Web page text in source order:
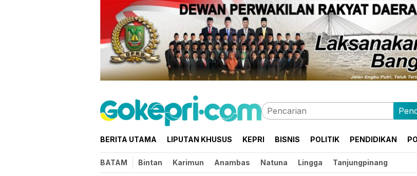
BERITA UTAMA LIPUTAN KHUSUS KEPRI BISNIS POLITIK PENDIDIKAN
BATAM Bintan Karimun Anambas Natuna Lingga Tanjungpinang